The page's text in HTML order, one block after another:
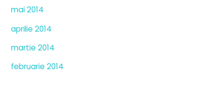
mai 2014
aprilie 2014
martie 2014
februarie 2014